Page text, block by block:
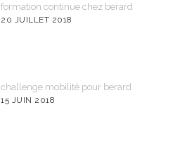
formation continue chez berard
20 JUILLET 2018
challenge mobilité pour berard
15 JUIN 2018